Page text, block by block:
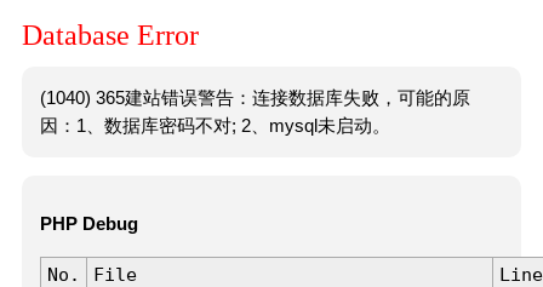
Database Error
(1040) 365建站错误警告：连接数据库失败，可能的原
因：1、数据库密码不对; 2、mysql未启动。
PHP Debug
No. File
Line